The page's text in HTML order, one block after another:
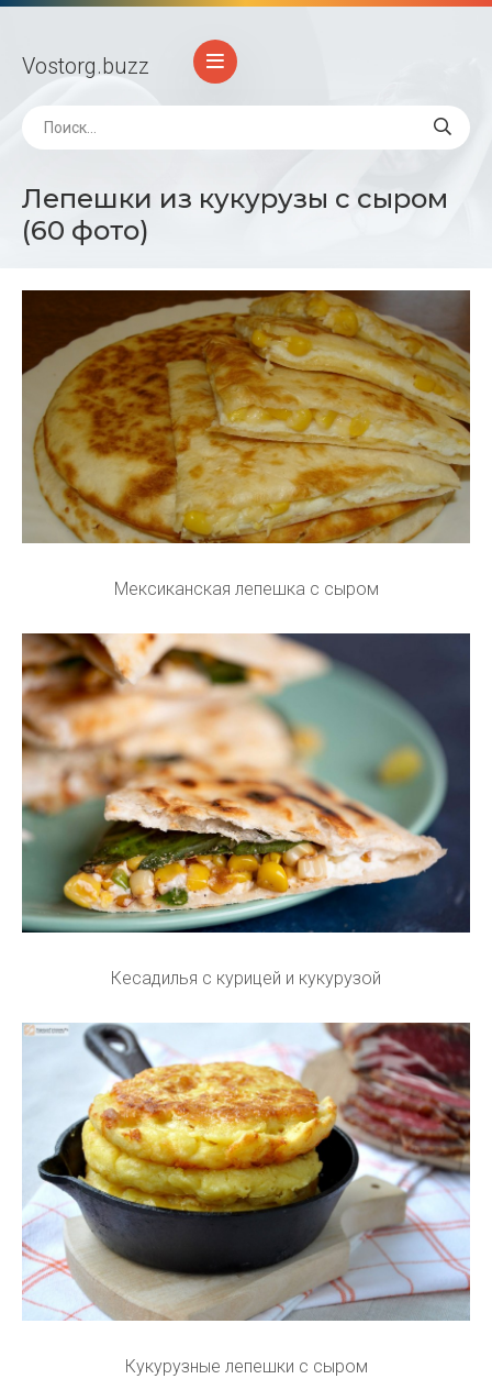
Vostorg.buzz
Лепешки из кукурузы с сыром
(60 фото)
Мексиканская лепешка с сыром
Кесадилья с курицей и кукурузой
Кукурузные лепешки с сыром